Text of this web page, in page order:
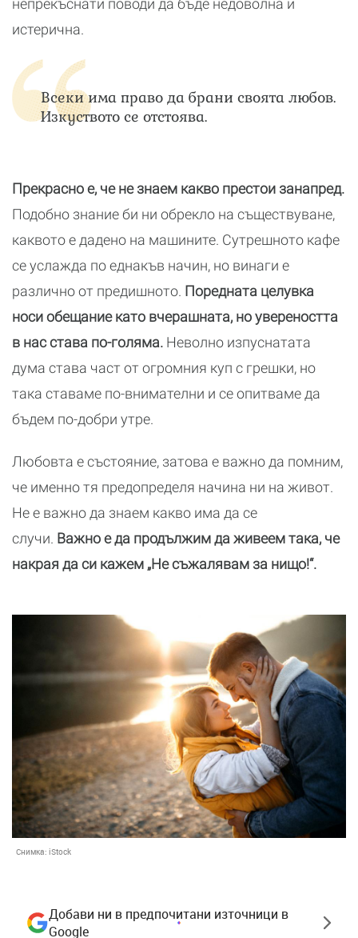
непрекъснати поводи да бъде недоволна и
истерична.
Всеки има право да брани своята любов.
Изкуството се отстоява.
Прекрасно е, че не знаем какво престои занапред.
Подобно знание би ни обрекло на съществуване,
каквото е дадено на машините. Сутрешното кафе
се услажда по еднакъв начин, но винаги е
различно от предишното. Поредната целувка
носи обещание като вчерашната, но увереността
в нас става по-голяма. Неволно изпуснатата
дума става част от огромния куп с грешки, но
така ставаме по-внимателни и се опитваме да
бъдем по-добри утре.
Любовта е състояние, затова е важно да помним,
че именно тя предопределя начина ни на живот.
Не е важно да знаем какво има да се
случи. Важно е да продължим да живеем така, че
накрая да си кажем „Не съжалявам за нищо!“.
Снимка: iStock
Добави ни в предпочитани източници в
Google